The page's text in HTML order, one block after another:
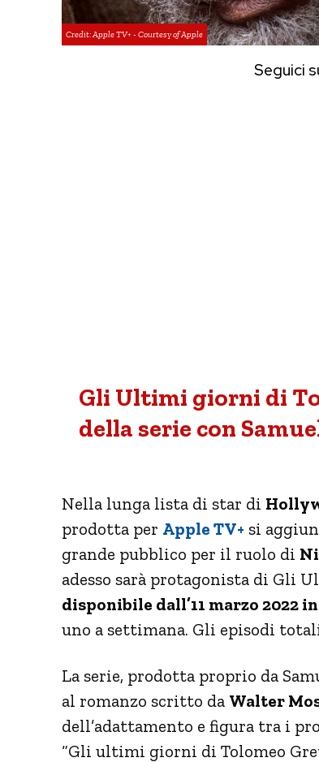
Credit: Apple TV+ - Courtesy of Apple
Seguici
Gli Ultimi giorni di
della serie con
Nella lunga lista di star di
prodotta per Apple TV+ si
grande pubblico per il ruolo di
adesso sarà protagonista di Gli
disponibile dall’11 marzo 2022
uno a settimana. Gli episodi
La serie, prodotta proprio da
al romanzo scritto da Walter
dell’adattamento e figura tra i
“Gli ultimi giorni di Tolomeo